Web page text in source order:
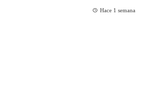
Hace 1 semana